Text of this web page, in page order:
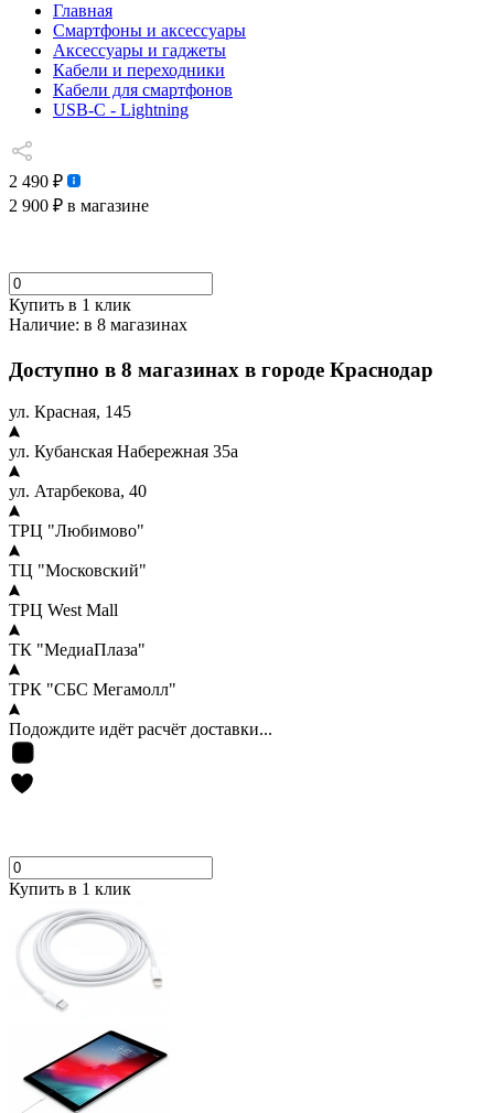
Главная
Смартфоны и аксессуары
Аксессуары и гаджеты
Кабели и переходники
Кабели для смартфонов
USB-C - Lightning
2 490 ₽
2 900 ₽ в магазине
Купить в 1 клик
Наличие: в 8 магазинах
Доступно в 8 магазинах в городе Краснодар
ул. Красная, 145
ул. Кубанская Набережная 35а
ул. Атарбекова, 40
ТРЦ "Любимово"
ТЦ "Московский"
ТРЦ West Mall
ТК "МедиаПлаза"
ТРК "СБС Мегамолл"
Подождите идёт расчёт доставки...
Купить в 1 клик